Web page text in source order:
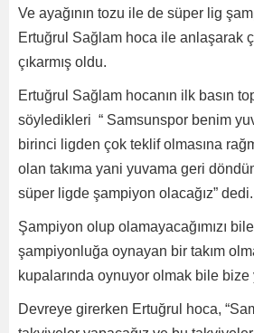
Ve ayağının tozu ile de süper lig
Ertuğrul Sağlam hoca ile anlaşarak
çıkarmış oldu.
Ertuğrul Sağlam hocanın ilk basın
söyledikleri “ Samsunspor benim
birinci ligden çok teklif olmasına
olan takıma yani yuvama geri
süper ligde şampiyon olacağız” dedi.
Şampiyon olup olamayacağımızı
şampiyonluğa oynayan bir takım
kupalarında oynuyor olmak bile bize
Devreye girerken Ertuğrul hoca,